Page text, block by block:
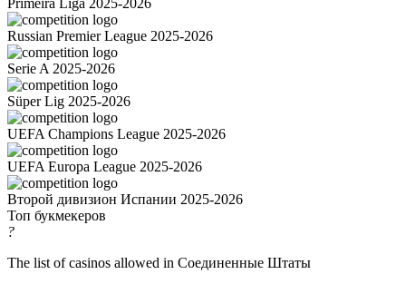
Russian Premier League 2025-2026
Serie A 2025-2026
Süper Lig 2025-2026
UEFA Champions League 2025-2026
UEFA Europa League 2025-2026
Второй дивизион Испании 2025-2026
Топ букмекеров
?
The list of casinos allowed in Соединенные Штаты